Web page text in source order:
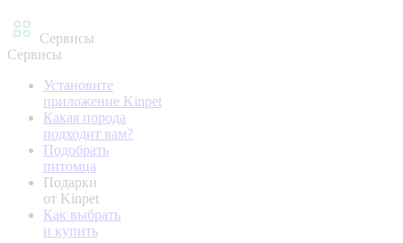
Сервисы
Сервисы
Установите
приложение Kinpet
Какая порода
подходит вам?
Подобрать
питомца
Подарки
от Kinpet
Как выбрать
и купить